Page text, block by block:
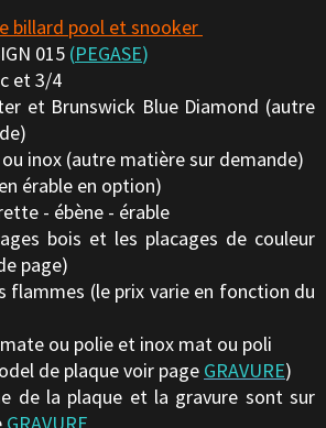
billard pool et snooker
015 (PEGASE)
et 3/4
et Brunswick Blue Diamond (autre
inox (autre matière sur demande)
érable en option)
- ébène - érable
bois et les placages de couleur
page)
(le prix varie en fonction du
ou polie et inox mat ou poli
plaque voir page GRAVURE)
de la plaque et la gravure sont sur